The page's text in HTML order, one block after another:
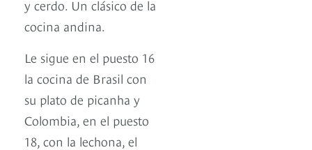
y cerdo. Un clásico de la
cocina andina.
Le sigue en el puesto 16
la cocina de Brasil con
su plato de picanha y
Colombia, en el puesto
18, con la lechona, el